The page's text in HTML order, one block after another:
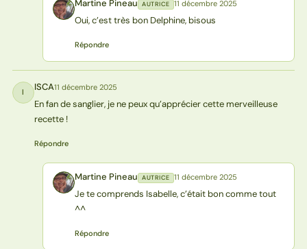
MP Martine Pineau AUTRICE 11 décembre 2025
Oui, c’est très bon Delphine, bisous
Répondre
I ISCA11 décembre 2025
En fan de sanglier, je ne peux qu’apprécier cette merveilleuse
recette !
Répondre
MP Martine Pineau AUTRICE 11 décembre 2025
Je te comprends Isabelle, c’était bon comme tout
^^
Répondre